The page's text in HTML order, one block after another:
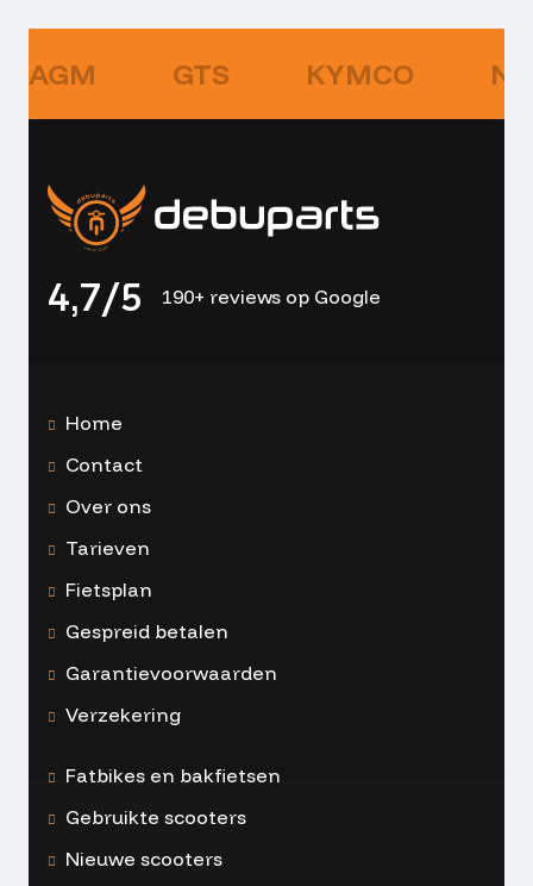
AGM GTS KYMCO
4,7/5 190+ reviews op Google
Home
Contact
Over ons
Tarieven
Fietsplan
Gespreid betalen
Garantievoorwaarden
Verzekering
Fatbikes en bakfietsen
Gebruikte scooters
Nieuwe scooters